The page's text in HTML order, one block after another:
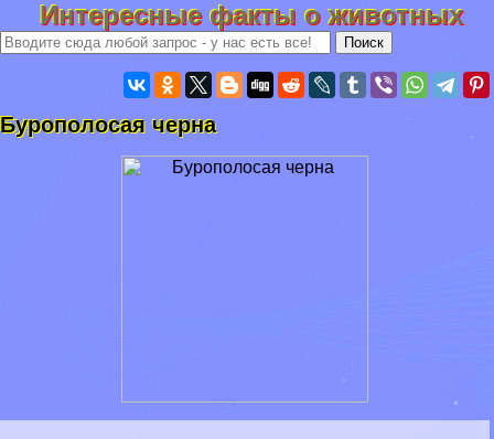
Интересные факты о животных
Бурополосая черна